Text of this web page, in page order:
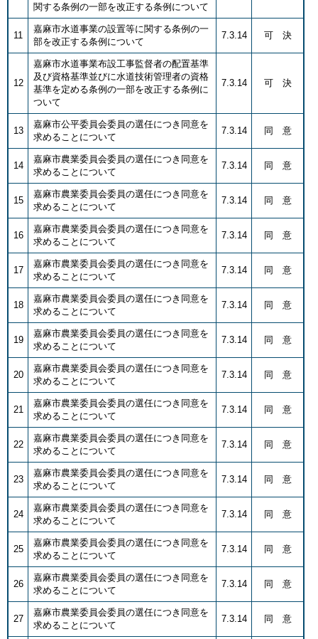
関する条例の一部を改正する条例について
11
嘉麻市水道事業の設置等に関する条例の一
部を改正する条例について
7.3.14 可 決
12
嘉麻市水道事業布設工事監督者の配置基準
及び資格基準並びに水道技術管理者の資格
基準を定める条例の一部を改正する条例に
ついて
7.3.14 可 決
13
嘉麻市公平委員会委員の選任につき同意を
求めることについて
7.3.14 同 意
14
嘉麻市農業委員会委員の選任につき同意を
求めることについて
7.3.14 同 意
15
嘉麻市農業委員会委員の選任につき同意を
求めることについて
7.3.14 同 意
16
嘉麻市農業委員会委員の選任につき同意を
求めることについて
7.3.14 同 意
17
嘉麻市農業委員会委員の選任につき同意を
求めることについて
7.3.14 同 意
18
嘉麻市農業委員会委員の選任につき同意を
求めることについて
7.3.14 同 意
19
嘉麻市農業委員会委員の選任につき同意を
求めることについて
7.3.14 同 意
20
嘉麻市農業委員会委員の選任につき同意を
求めることについて
7.3.14 同 意
21
嘉麻市農業委員会委員の選任につき同意を
求めることについて
7.3.14 同 意
22
嘉麻市農業委員会委員の選任につき同意を
求めることについて
7.3.14 同 意
23
嘉麻市農業委員会委員の選任につき同意を
求めることについて
7.3.14 同 意
24
嘉麻市農業委員会委員の選任につき同意を
求めることについて
7.3.14 同 意
25
嘉麻市農業委員会委員の選任につき同意を
求めることについて
7.3.14 同 意
26
嘉麻市農業委員会委員の選任につき同意を
求めることについて
7.3.14 同 意
27
嘉麻市農業委員会委員の選任につき同意を
求めることについて
7.3.14 同 意